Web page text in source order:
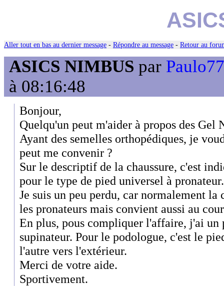
Aller tout en bas au dernier message - Répondre au message - Retour au
ASICS NIMBUS par
à 08:16:48
Bonjour,
Quelqu'un peut m'aider à propos des Gel
Ayant des semelles orthopédiques, je
peut me convenir ?
Sur le descriptif de la chaussure, c'est
pour le type de pied universel à pronateur.
Je suis un peu perdu, car normalement la
les pronateurs mais convient aussi au
En plus, pous compliquer l'affaire, j'ai un
supinateur. Pour le podologue, c'est le
l'autre vers l'extérieur.
Merci de votre aide.
Sportivement.